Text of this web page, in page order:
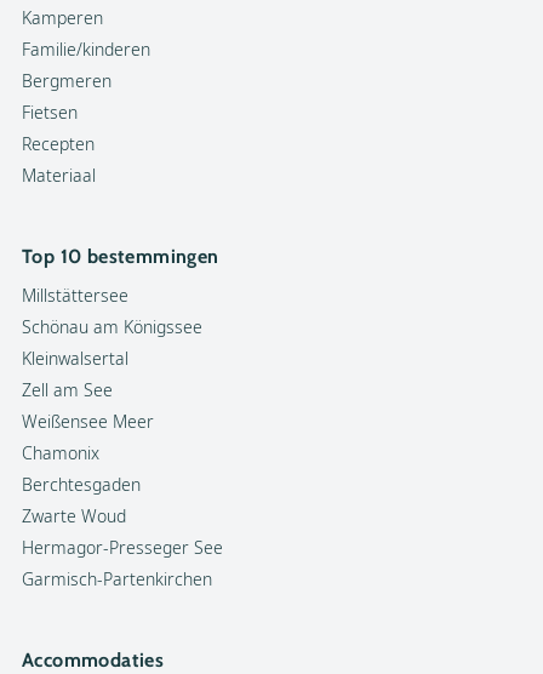
Kamperen
Familie/kinderen
Bergmeren
Fietsen
Recepten
Materiaal
Top 10 bestemmingen
Millstättersee
Schönau am Königssee
Kleinwalsertal
Zell am See
Weißensee Meer
Chamonix
Berchtesgaden
Zwarte Woud
Hermagor-Presseger See
Garmisch-Partenkirchen
Accommodaties